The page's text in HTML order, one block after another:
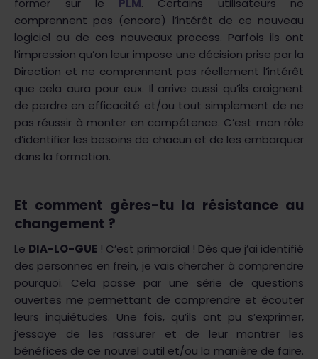
former sur le
PLM. Certains utilisateurs ne
comprennent pas (encore) l’intérêt de ce nouveau
logiciel ou de ces nouveaux process. Parfois ils ont
l’impression qu’on leur impose une décision prise par la
Direction et ne comprennent pas réellement l’intérêt
que cela aura pour eux. Il arrive aussi qu’ils craignent
de perdre en efficacité et/ou tout simplement de ne
pas réussir à monter en compétence. C’est mon rôle
d’identifier les besoins de chacun et de les embarquer
dans la formation.
Et comment gères-tu la résistance au
changement ?
Le DIA-LO-GUE ! C’est primordial ! Dès que j’ai identifié
des personnes en frein, je vais chercher à comprendre
pourquoi. Cela passe par une série de questions
ouvertes me permettant de comprendre et écouter
leurs inquiétudes. Une fois, qu’ils ont pu s’exprimer,
j’essaye de les rassurer et de leur montrer les
bénéfices de ce nouvel outil et/ou la manière de faire.